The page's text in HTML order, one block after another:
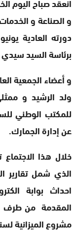
و الصناعة و
برئاسة السيد سيدي
و أعضاء الجمعية
ولد الرشيد و
للمكتب الوطني
عن إدارة الجمارك.
خلال هذا
احداث بوابة
مشروع الميزانية لسنة